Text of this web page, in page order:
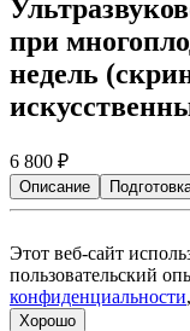
при
недель
6 800 ₽
Описание
Этот веб-сайт
пользовательский
конфиденциальности
Хорошо